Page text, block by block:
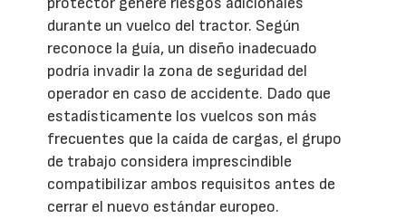
durante un vuelco del tractor. Según
reconoce la guía, un diseño inadecuado
podría invadir la zona de seguridad del
operador en caso de accidente. Dado que
estadísticamente los vuelcos son más
frecuentes que la caída de cargas, el grupo
de trabajo considera imprescindible
compatibilizar ambos requisitos antes de
cerrar el nuevo estándar europeo.